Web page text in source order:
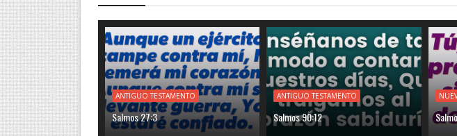
ANTIGUO TESTAMENTO
Salmos 27:3
ANTIGUO TESTAMENTO
Salmos 90:12